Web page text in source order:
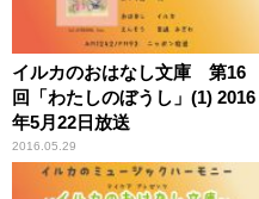
イルカのおはなし文庫 第16
回「わたしのぼうし」(1) 2016
年5月22日放送
2016.05.29